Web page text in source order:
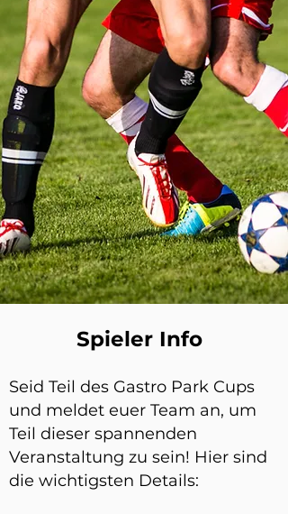
Spieler Info
Seid Teil des Gastro Park Cups
und meldet euer Team an, um
Teil dieser spannenden
Veranstaltung zu sein! Hier sind
die wichtigsten Details: